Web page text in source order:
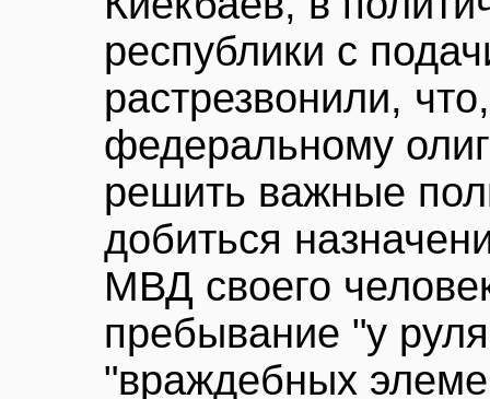
республики с
растрезвонили,
федеральному
решить важные
добиться
МВД своего
пребывание "у
"враждебных